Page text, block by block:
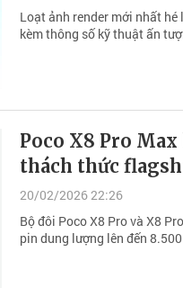
Loạt ảnh render mới nhất hé
kèm thông số kỹ thuật ấn
Poco X8 Pro
thách thức
20/02/2026 22:26
Bộ đôi Poco X8 Pro và X8
pin dung lượng lên đến